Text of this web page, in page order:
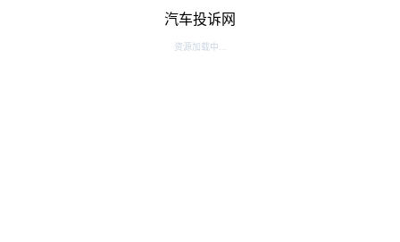
汽车投诉网
资源加载中...